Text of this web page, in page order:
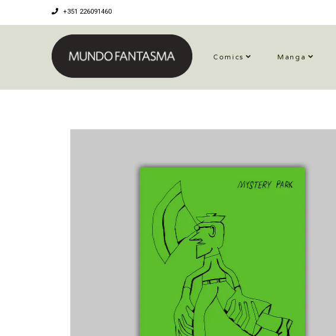
+351 226091460
Comics Manga